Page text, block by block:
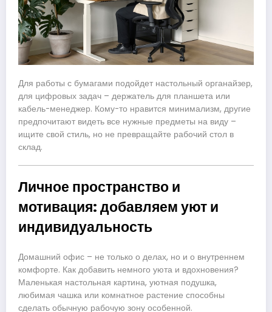
Для работы с бумагами подойдет настольный органайзер,
для цифровых задач – держатель для планшета или
кабель-менеджер. Кому-то нравится минимализм, другие
предпочитают видеть все нужные предметы на виду –
ищите свой стиль, но не превращайте рабочий стол в
склад.
Личное пространство и
мотивация: добавляем уют и
индивидуальность
Домашний офис – не только о делах, но и о внутреннем
комфорте. Как добавить немного уюта и вдохновения?
Маленькая настольная картина, уютная подушка,
любимая чашка или комнатное растение способны
сделать обычную рабочую зону особенной.